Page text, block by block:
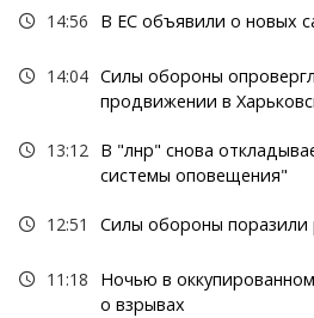
14:56 В ЕС объявили о новых
14:04 Силы обороны
продвижении в
13:12 В "лнр" снова
системы оповещения"
12:51 Силы обороны
11:18
Ночью в
о взрывах